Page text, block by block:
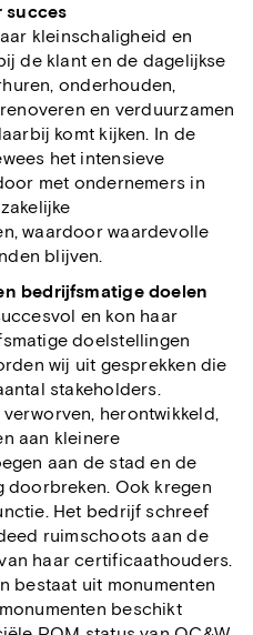
succes
kleinschaligheid en
de klant en de dagelijkse
onderhouden,
en verduurzamen
komt kijken. In de
het intensieve
met ondernemers in
waardoor waardevolle
blijven.
bedrijfsmatige doelen
en kon haar
doelstellingen
wij uit gesprekken die
stakeholders.
herontwikkeld,
aan kleinere
aan de stad en de
Ook kregen
Het bedrijf schreef
ruimschoots aan de
haar certificaathouders.
bestaat uit monumenten
beschikt